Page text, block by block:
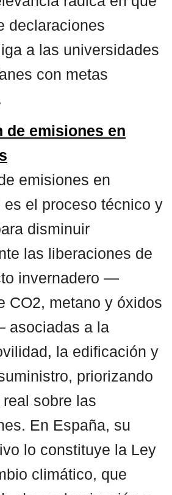
declaraciones
a las universidades
con metas
de emisiones en
emisiones en
es el proceso técnico y
disminuir
las liberaciones de
invernadero —
CO2, metano y óxidos
asociadas a la
la edificación y
priorizando
sobre las
En España, su
lo constituye la Ley
climático, que